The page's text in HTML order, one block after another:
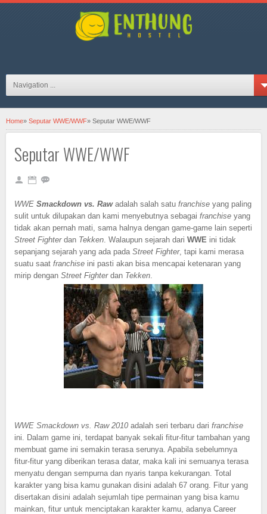
Navigation ...
Home» Seputar WWE/WWF» Seputar WWE/WWF
Seputar WWE/WWF
WWE Smackdown vs. Rawadalah salah satu franchise yang paling
sulit untuk dilupakan dan kami menyebutnya sebagai franchise yang
tidak akan pernah mati, sama halnya dengan game-game lain seperti
Street Fighterdan Tekken. Walaupun sejarah dari WWE ini tidak
sepanjang sejarah yang ada pada Street Fighter, tapi kami merasa
suatu saat franchise ini pasti akan bisa mencapai ketenaran yang
mirip dengan Street Fighterdan Tekken.
WWE Smackdown vs. Raw 2010 adalah seri terbaru dari franchise
ini. Dalam game ini, terdapat banyak sekali fitur-fitur tambahan yang
membuat game ini semakin terasa serunya. Apabila sebelumnya
fitur-fitur yang diberikan terasa datar, maka kali ini semuanya terasa
menyatu dengan sempurna dan nyaris tanpa kekurangan. Total
karakter yang bisa kamu gunakan disini adalah 67 orang. Fitur yang
disertakan disini adalah sejumlah tipe permainan yang bisa kamu
mainkan, fitur untuk menciptakan karakter kamu, adanya Career